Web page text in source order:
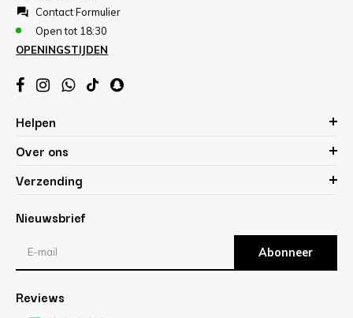
Contact Formulier
Open tot 18:30
OPENINGSTIJDEN
Helpen
Over ons
Verzending
Nieuwsbrief
Abonneer
Reviews